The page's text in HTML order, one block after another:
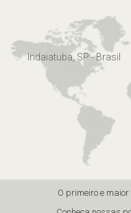
Indaiatuba, SP - Brasil
O primeiro e